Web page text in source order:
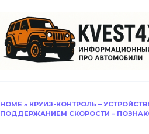
HOME » КРУИЗ-КОНТРОЛЬ –
ПОДДЕРЖАНИЕМ СКОРОСТИ –